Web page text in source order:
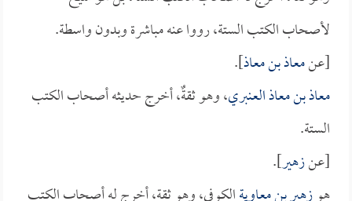
لأصحاب الكتب الستة، رووا عنه مباشرة وبدون واسطة.
[عنمعاذ بن معاذ].
معاذ بن معاذ العنبري، وهو ثقةٌ، أخرج حديثه أصحاب الكتب
الستة.
[عنزهير].